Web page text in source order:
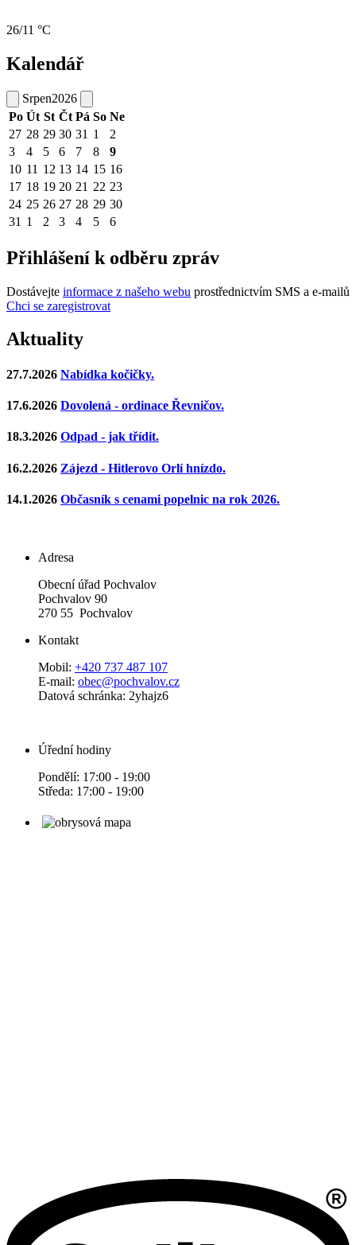
26/11 °C
Kalendář
Srpen2026
Po Út St Čt Pá So Ne
27 28 29 30 31 1
2
3
4 5 6 7 8
9
10 11 12 13 14 15 16
17 18 19 20 21 22 23
24 25 26 27 28 29 30
31 1 2 3 4 5 6
Přihlášení k odběru zpráv
Dostávejte informace z našeho webu prostřednictvím SMS a e-mailů
Chci se zaregistrovat
Aktuality
27.7.2026 Nabídka kočičky.
17.6.2026 Dovolená - ordinace Řevničov.
18.3.2026 Odpad - jak třídit.
16.2.2026 Zájezd - Hitlerovo Orlí hnízdo.
14.1.2026 Občasník s cenami popelnic na rok 2026.
Adresa
Obecní úřad Pochvalov
Pochvalov 90
270 55 Pochvalov
Kontakt
Mobil: +420 737 487 107
E-mail: obec@pochvalov.cz
Datová schránka: 2yhajz6
Úřední hodiny
Pondělí: 17:00 - 19:00
Středa: 17:00 - 19:00